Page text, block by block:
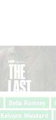
Bella Ramsey
Keivonn Woodard